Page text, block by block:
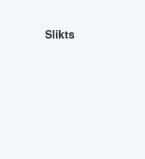
Slikts